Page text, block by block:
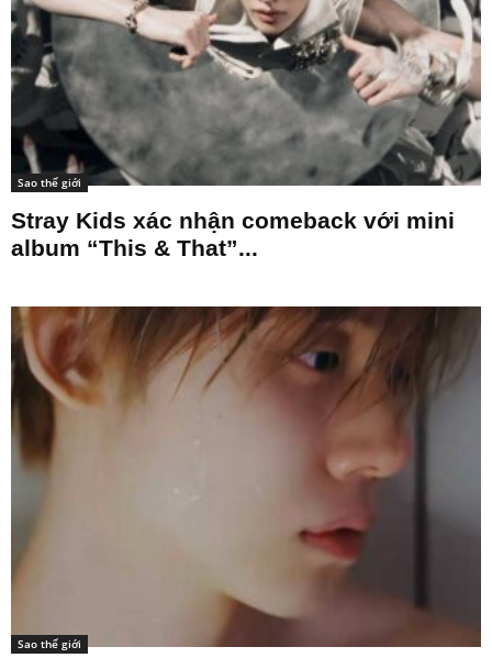
Sao thế giới
Stray Kids xác nhận comeback với mini
album “This & That”...
Sao thế giới